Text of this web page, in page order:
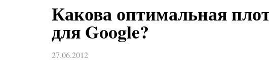
Какова оптимальная
для Google?
27.06.2012